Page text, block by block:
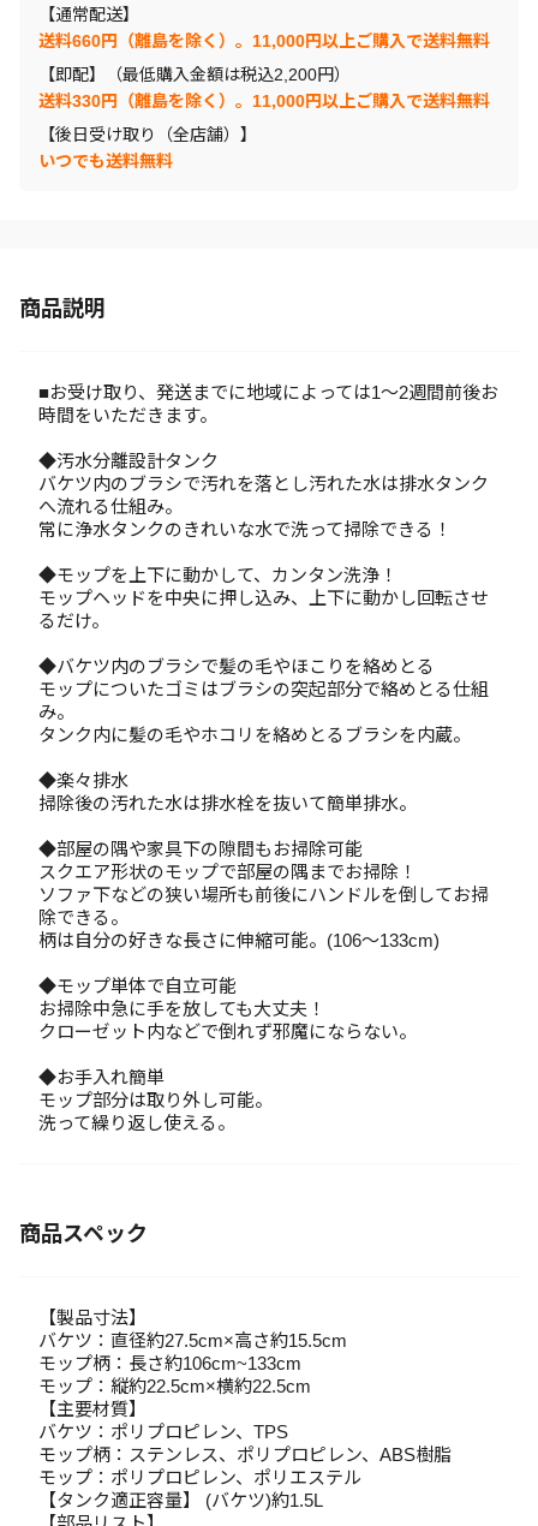
【通常配送】
送料660円（離島を除く）。11,000円以上ご購入で送料無料
【即配】（最低購入金額は税込2,200円）
送料330円（離島を除く）。11,000円以上ご購入で送料無料
【後日受け取り（全店舗）】
いつでも送料無料
商品説明
■お受け取り、発送までに地域によっては1～2週間前後お
時間をいただきます。
◆汚水分離設計タンク
バケツ内のブラシで汚れを落とし汚れた水は排水タンク
へ流れる仕組み。
常に浄水タンクのきれいな水で洗って掃除できる！
◆モップを上下に動かして、カンタン洗浄！
モップヘッドを中央に押し込み、上下に動かし回転させ
るだけ。
◆バケツ内のブラシで髪の毛やほこりを絡めとる
モップについたゴミはブラシの突起部分で絡めとる仕組
み。
タンク内に髪の毛やホコリを絡めとるブラシを内蔵。
◆楽々排水
掃除後の汚れた水は排水栓を抜いて簡単排水。
◆部屋の隅や家具下の隙間もお掃除可能
スクエア形状のモップで部屋の隅までお掃除！
ソファ下などの狭い場所も前後にハンドルを倒してお掃
除できる。
柄は自分の好きな長さに伸縮可能。(106～133cm)
◆モップ単体で自立可能
お掃除中急に手を放しても大丈夫！
クローゼット内などで倒れず邪魔にならない。
◆お手入れ簡単
モップ部分は取り外し可能。
洗って繰り返し使える。
商品スペック
【製品寸法】
バケツ：直径約27.5cm×高さ約15.5cm
モップ柄：長さ約106cm~133cm
モップ：縦約22.5cm×横約22.5cm
【主要材質】
バケツ：ポリプロピレン、TPS
モップ柄：ステンレス、ポリプロピレン、ABS樹脂
モップ：ポリプロピレン、ポリエステル
【タンク適正容量】 (バケツ)約1.5L